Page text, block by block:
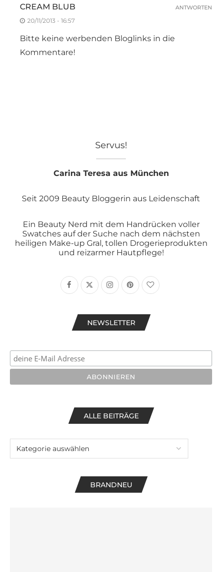
CREAM BLUB
20/11/2013 - 16:57
Bitte keine werbenden Bloglinks in die
Kommentare!
ANTWORTEN
Servus!
Carina Teresa aus München
Seit 2009 Beauty Bloggerin aus Leidenschaft
Ein Beauty Nerd mit dem Handrücken voller
Swatches auf der Suche nach dem nächsten
heiligen Make-up Gral, tollen Drogerieprodukten
und reizarmer Hautpflege!
NEWSLETTER
ALLE BEITRÄGE
BRANDNEU